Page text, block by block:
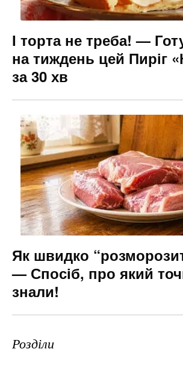
І торта не треба! —
на тиждень цей Пиріг
за 30 хв
Як швидко
— Спосіб, про який
знали!
Розділи